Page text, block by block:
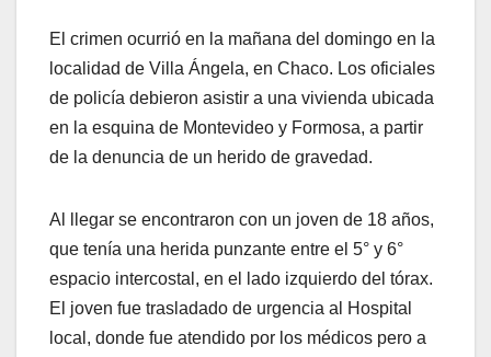
El crimen ocurrió en la mañana del domingo en la
localidad de Villa Ángela, en Chaco. Los oficiales
de policía debieron asistir a una vivienda ubicada
en la esquina de Montevideo y Formosa, a partir
de la denuncia de un herido de gravedad.
Al llegar se encontraron con un joven de 18 años,
que tenía una herida punzante entre el 5° y 6°
espacio intercostal, en el lado izquierdo del tórax.
El joven fue trasladado de urgencia al Hospital
local, donde fue atendido por los médicos pero a